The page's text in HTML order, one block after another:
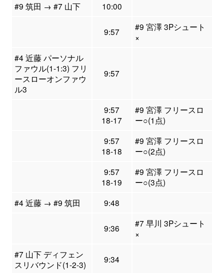
#9 筑田 → #7 山下 10:00
9:57
#9 宮澤 3Pシュート
×
#4 近藤 パーソナル
ファウル(1-1:3) フリ
ースローオンファウ
ル3
9:57
9:57
18-17
#9 宮澤 フリースロ
ー○(1点)
9:57
18-18
#9 宮澤 フリースロ
ー○(2点)
9:57
18-19
#9 宮澤 フリースロ
ー○(3点)
#4 近藤 → #9 筑田
9:48
9:36
#7 早川 3Pシュート
×
#7 山下 ディフェン
スリバウンド(1-2-3)
9:34